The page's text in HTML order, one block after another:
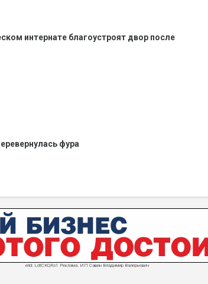
интернате благоустроят двор после
фура
erid: LdtCKQRs1 Реклама. ИП Савин Владимир Валерьевич